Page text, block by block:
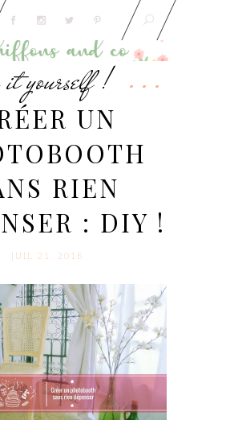
it yourself !
UN
RIEN
: DIY !
JUIL 21. 2016